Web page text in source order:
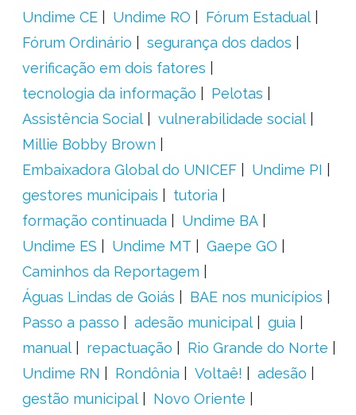
Undime CE
Undime RO
Fórum Estadual
Fórum Ordinário
segurança dos dados
verificação em dois fatores
tecnologia da informação
Pelotas
Assistência Social
vulnerabilidade social
Millie Bobby Brown
Embaixadora Global do UNICEF
Undime PI
gestores municipais
tutoria
formação continuada
Undime BA
Undime ES
Undime MT
Gaepe GO
Caminhos da Reportagem
Águas Lindas de Goiás
BAE nos municípios
Passo a passo
adesão municipal
guia
manual
repactuação
Rio Grande do Norte
Undime RN
Rondônia Voltaê!
adesão
gestão municipal
Novo Oriente